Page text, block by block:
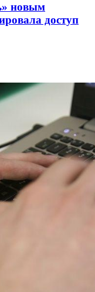
новым
доступ